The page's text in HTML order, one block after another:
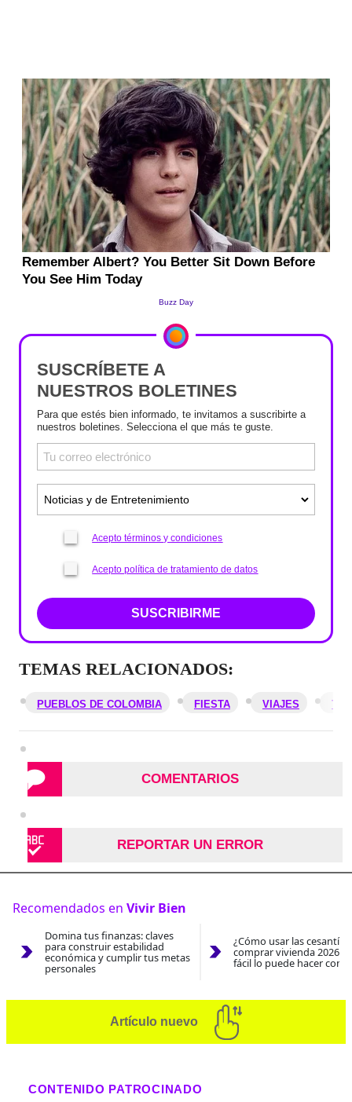
SUSCRÍBETE A
NUESTROS BOLETINES
Para que estés bien informado, te invitamos a suscribirte a
nuestros boletines. Selecciona el que más te guste.
Acepto términos y condiciones
Acepto política de tratamiento de datos
SUSCRIBIRME
TEMAS RELACIONADOS:
PUEBLOS DE COLOMBIA FIESTA VIAJES
COMENTARIOS
REPORTAR UN ERROR
Recomendados en Vivir Bien
Domina tus finanzas: claves
para construir estabilidad
económica y cumplir tus metas
personales
¿Cómo usar las
comprar vivienda 2026?
fácil lo puede hacer con
Artículo nuevo
CONTENIDO PATROCINADO